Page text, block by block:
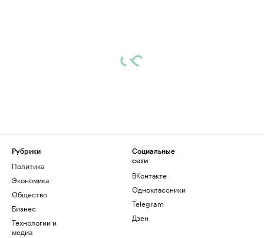
Рубрики
Политика
Экономика
Общество
Бизнес
Технологии и
медиа
Социальные
сети
ВКонтакте
Одноклассники
Telegram
Дзен